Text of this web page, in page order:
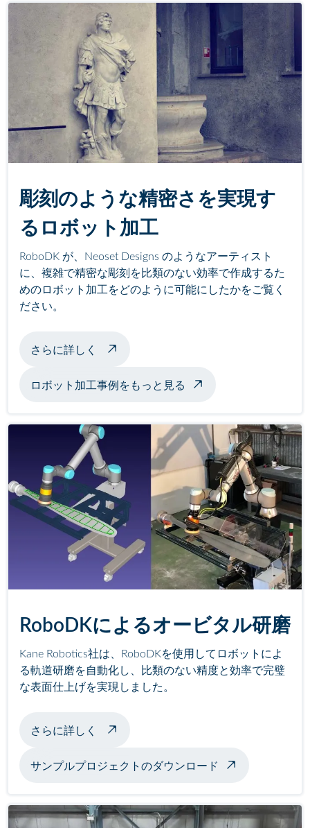
彫刻のような精密さを実現す
るロボット加工
RoboDK が、Neoset Designs のようなアーティスト
に、複雑で精密な彫刻を比類のない効率で作成するた
めのロボット加工をどのように可能にしたかをご覧く
ださい。
さらに詳しく ロボット加工彫刻について
ロボット加工事例をもっと見る
RoboDKによるオービタル研磨
Kane Robotics社は、RoboDKを使用してロボットによ
る軌道研磨を自動化し、比類のない精度と効率で完璧
な表面仕上げを実現しました。
さらに詳しく ロボット研磨について
サンプルプロジェクトのダウンロード